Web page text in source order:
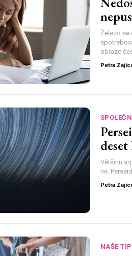
Železo se
obraze
Petra
Většinu
ne.
Petra
NAŠE